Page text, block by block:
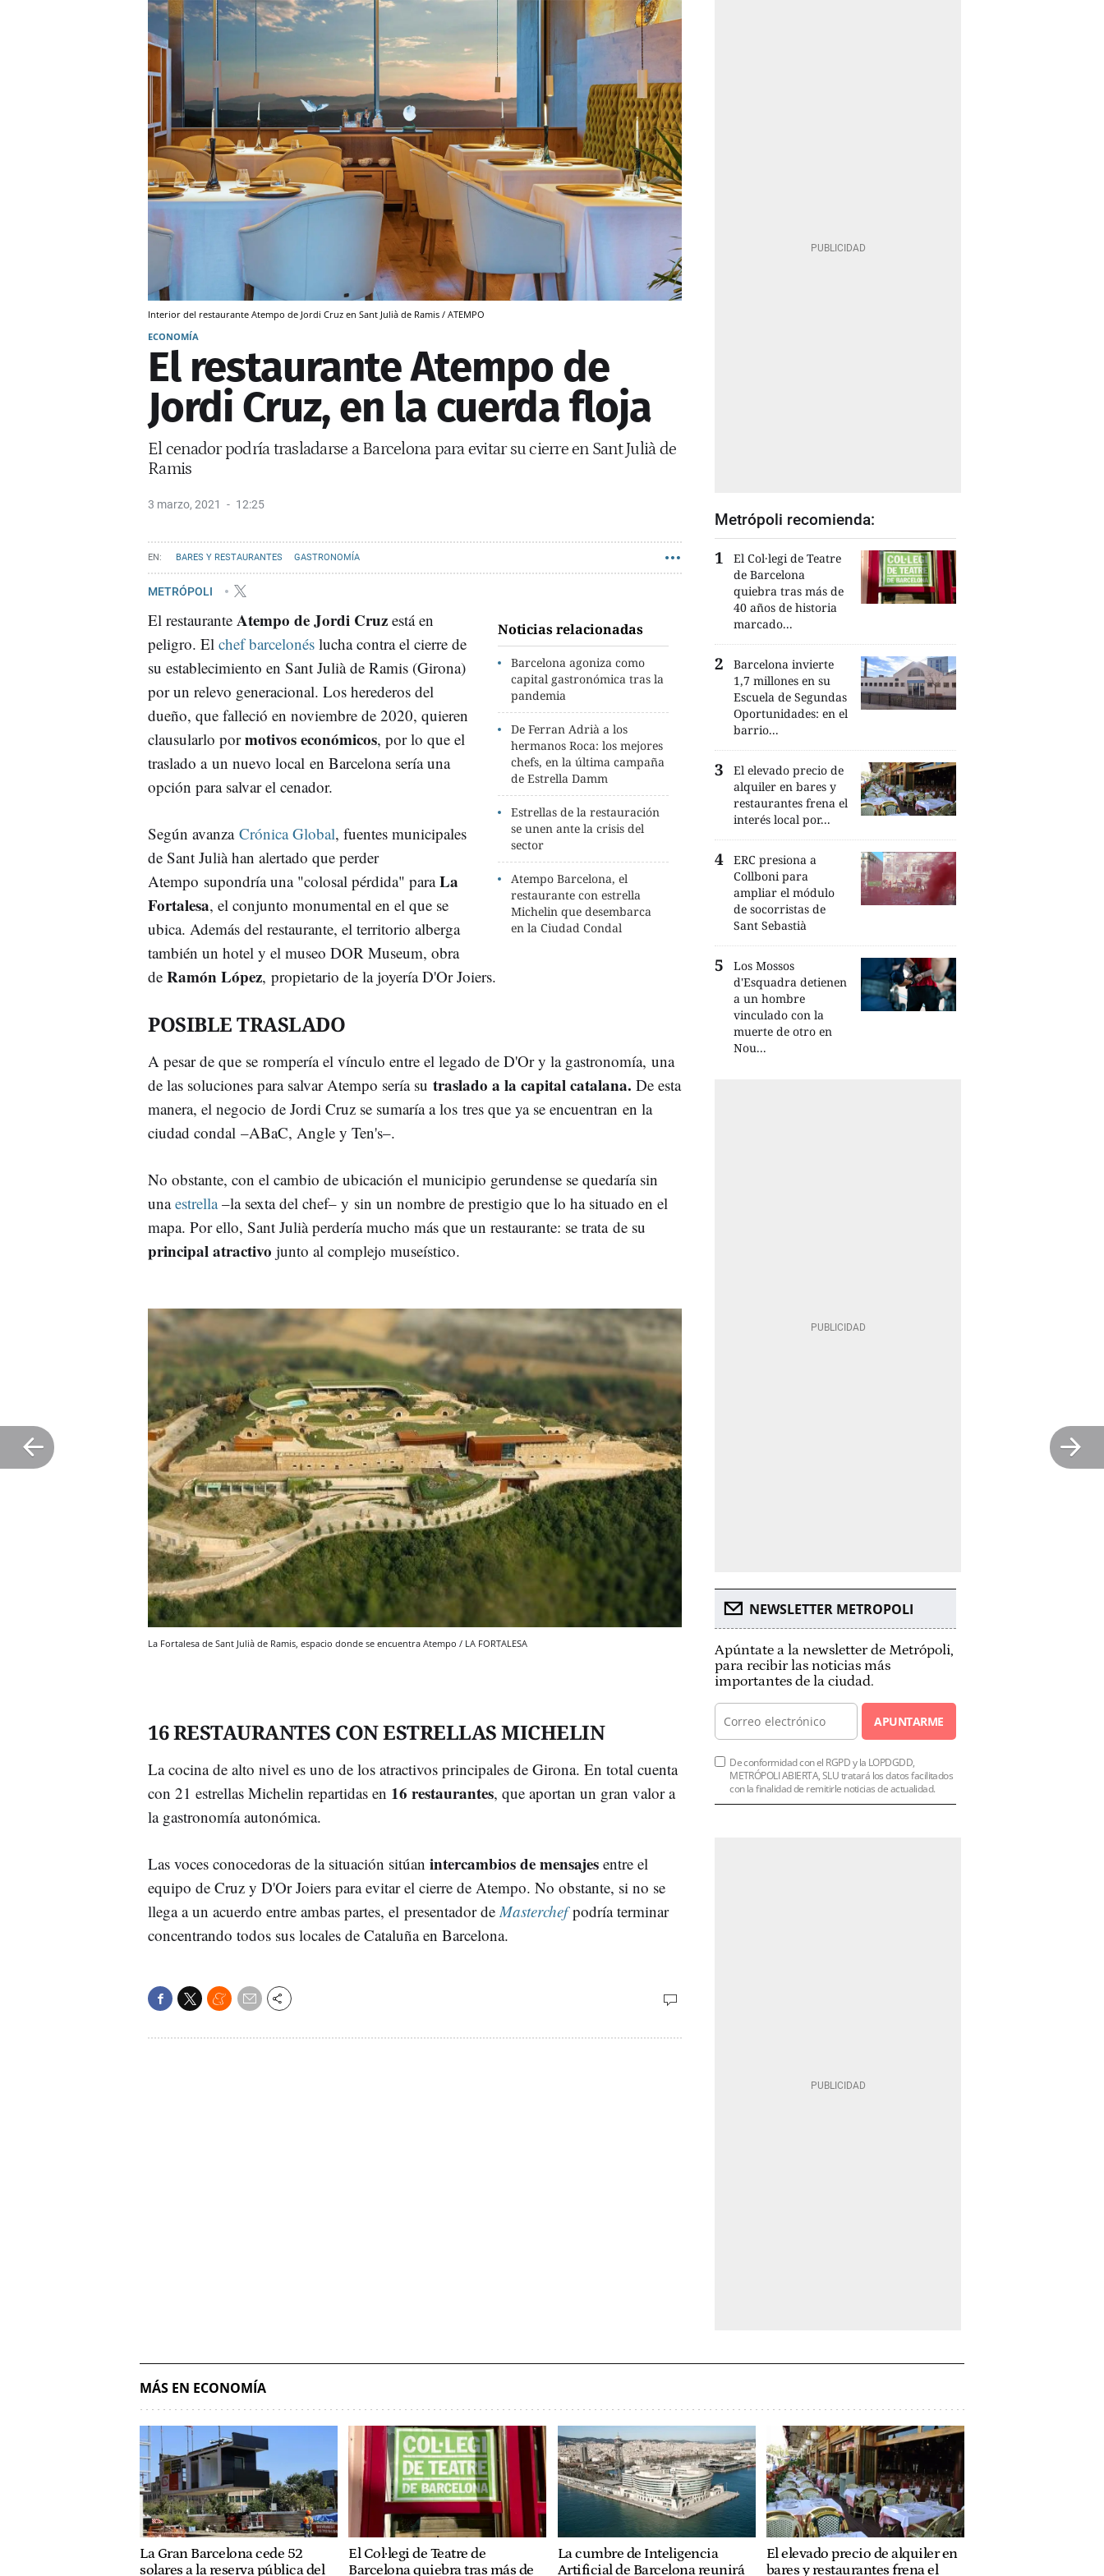
Interior del restaurante Atempo de Jordi Cruz en Sant Julià de Ramis / ATEMPO
ECONOMÍA
El restaurante Atempo de
Jordi Cruz, en la cuerda floja
El cenador podría trasladarse a Barcelona para evitar su cierre en Sant Julià de
Ramis
3 marzo, 2021 12:25
BARES Y RESTAURANTES GASTRONOMÍA
METRÓPOLI
Noticias relacionadas
Barcelona agoniza como
capital gastronómica tras la
pandemia
De Ferran Adrià a los
hermanos Roca: los mejores
chefs, en la última campaña
de Estrella Damm
Estrellas de la restauración
se unen ante la crisis del
sector
Atempo Barcelona, el
restaurante con estrella
Michelin que desembarca
en la Ciudad Condal
El restaurante Atempo de Jordi Cruz está en
peligro. El chef barcelonés lucha contra el cierre de
su establecimiento en Sant Julià de Ramis (Girona)
por un relevo generacional. Los herederos del
dueño, que falleció en noviembre de 2020, quieren
clausularlo pormotivos económicos, por lo que el
traslado a un nuevo local en Barcelona sería una
opción para salvar el cenador.
Según avanza Crónica Global, fuentes municipales
de Sant Julià han alertado que perder
Atempo supondría una "colosal pérdida" paraLa
Fortalesa, el conjunto monumental en el que se
ubica. Además del restaurante, el territorio alberga
también un hotel y el museo DOR Museum, obra
de Ramón López, propietario de la joyería D'Or Joiers.
POSIBLE TRASLADO
A pesar de que se rompería el vínculo entre el legado de D'Or y la gastronomía, una
de las soluciones para salvar Atempo sería su traslado a la capital catalana. De esta
manera, el negocio de Jordi Cruz se sumaría a los tres que ya se encuentran en la
ciudad condal –ABaC, Angle y Ten's–.
No obstante, con el cambio de ubicación el municipio gerundense se quedaría sin
unaestrella–la sexta del chef– y sin un nombre de prestigio que lo ha situado en el
mapa. Por ello, Sant Julià perdería mucho más que un restaurante: se trata de su
principal atractivo junto al complejo museístico.
La Fortalesa de Sant Julià de Ramis, espacio donde se encuentra Atempo / LA FORTALESA
16 RESTAURANTES CON ESTRELLAS MICHELIN
La cocina de alto nivel es uno de los atractivos principales de Girona. En total cuenta
con 21 estrellas Michelin repartidas en 16 restaurantes, que aportan un gran valor a
la gastronomía autonómica.
Las voces conocedoras de la situación sitúan intercambios de mensajes entre el
equipo de Cruz y D'Or Joiers para evitar el cierre de Atempo. No obstante, si no se
llega a un acuerdo entre ambas partes, el presentador de Masterchefpodría terminar
concentrando todos sus locales de Cataluña en Barcelona.
Metrópoli recomienda:
El Col·legi de Teatre
de Barcelona
quiebra tras más de
40 años de historia
marcado...
Barcelona invierte
1,7 millones en su
Escuela de Segundas
Oportunidades: en el
barrio...
El elevado precio de
alquiler en bares y
restaurantes frena el
interés local por...
ERC presiona a
Collboni para
ampliar el módulo
de socorristas de
Sant Sebastià
Los Mossos
d'Esquadra detienen
a un hombre
vinculado con la
muerte de otro en
Nou...
NEWSLETTER METROPOLI
Apúntate a la newsletter de Metrópoli,
para recibir las noticias más
importantes de la ciudad.
APUNTARME
De conformidad con el RGPD y la LOPDGDD,
METRÓPOLI ABIERTA, SLU tratará los datos facilitados
con la finalidad de remitirle noticias de actualidad.
MÁS EN ECONOMÍA
La Gran Barcelona cede 52
solares a la reserva pública del
El Col·legi de Teatre de
Barcelona quiebra tras más de
La cumbre de Inteligencia
Artificial de Barcelona reunirá
El elevado precio de alquiler en
bares y restaurantes frena el